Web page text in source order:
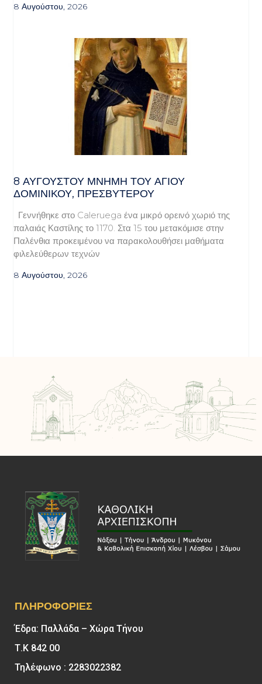
8 Αυγούστου, 2026
8 ΑΥΓΟΥΣΤΟΥ ΜΝΗΜΗ ΤΟΥ ΑΓΙΟΥ
ΔΟΜΙΝΙΚΟΥ, ΠΡΕΣΒΥΤΕΡΟΥ
Γεννήθηκε στο Caleruega ένα μικρό ορεινό χωριό της
παλαιάς Καστίλης το 1170. Στα 15 του μετακόμισε στην
Παλένθια προκειμένου να παρακολουθήσει μαθήματα
φιλελεύθερων τεχνών
8 Αυγούστου, 2026
ΠΛΗΡΟΦΟΡΊΕΣ
Έδρα: Παλλάδα – Χώρα Τήνου
Τ.Κ 842 00
Τηλέφωνο : 2283022382